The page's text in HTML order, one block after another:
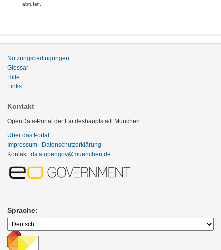
abrufen.
Nutzungsbedingungen
Glossar
Hilfe
Links
Kontakt
OpenData-Portal der Landeshauptstadt München
Über das Portal
Impressum - Datenschutzerklärung
Kontakt: data.opengov@muenchen.de
Sprache